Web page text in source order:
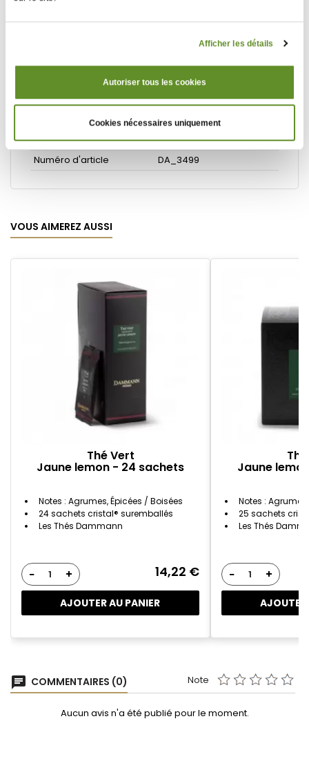
Afficher les détails
Autoriser tous les cookies
Cookies nécessaires uniquement
Fruits exotiques
Sachet cristal®
suremballé
Poids
0,10 kg
Numéro d'article
DA_3499
VOUS AIMEREZ AUSSI
Thé Vert
Jaune lemon - 24 sachets
Notes : Agrumes, Épicées / Boisées
24 sachets cristal® suremballés
Les Thés Dammann
− + 14,22 €
AJOUTER AU PANIER
Jaune
Notes :
25 sachets
Les Thés
− +
AJOUTER
chat COMMENTAIRES (0) Note
Aucun avis n'a été publié pour le moment.